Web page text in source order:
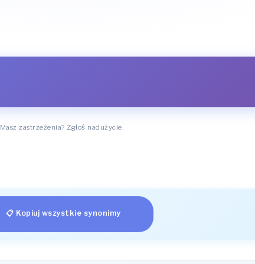
Masz zastrzeżenia? Zgłoś nadużycie.
📋 Kopiuj wszystkie synonimy